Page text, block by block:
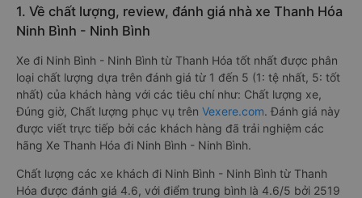
1. Về chất lượng, review, đánh giá nhà xe Thanh Hóa
Ninh Bình - Ninh Bình
Xe đi Ninh Bình - Ninh Bình từ Thanh Hóa tốt nhất được phân
loại chất lượng dựa trên đánh giá từ 1 đến 5 (1: tệ nhất, 5: tốt
nhất) của khách hàng với các tiêu chí như: Chất lượng xe,
Đúng giờ, Chất lượng phục vụ trên Vexere.com. Đánh giá này
được viết trực tiếp bởi các khách hàng đã trải nghiệm các
hãng Xe Thanh Hóa đi Ninh Bình - Ninh Bình.
Chất lượng các xe khách đi Ninh Bình - Ninh Bình từ Thanh
Hóa được đánh giá 4.6, với điểm trung bình là 4.6/5 bởi 2519